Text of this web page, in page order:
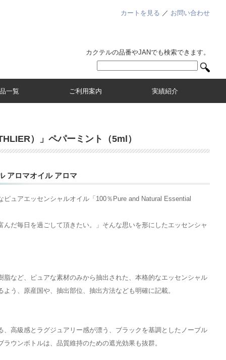
カートを見る ／ お問い合わせ
カクテルの品番やJANでも検索できます。
一覧 ご利用案内 実績紹介
）」ペパーミント（5ml）
アロマオイル アロマ
ピュアエッセンシャルオイル「100％Pure and Natural Essential
んだ毎日を過ごして頂きたい。」そんな思いを形にしたエッセンシャ
脂など、ピュアな素材のみから抽出された、本格的なエッセンシャル
う、原産国や、抽出部位、抽出方法なども明確に記載。
、高級感とラグジュアリー感が漂う、ブラックを基調としたノーブル
ウンボトルは、品質維持のための遮光効果も抜群。